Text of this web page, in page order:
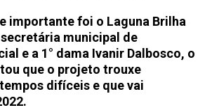
importante foi o Laguna Brilha
municipal de
e a 1° dama Ivanir Dalbosco, o
que o projeto trouxe
difíceis e que vai